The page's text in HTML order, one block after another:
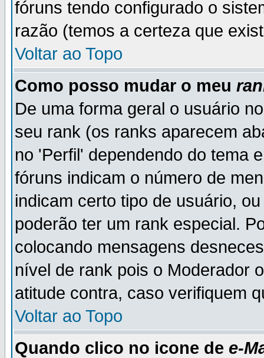
fóruns tendo configurado o
razão (temos a certeza que
Voltar ao Topo
Como posso mudar o meu
De uma forma geral o usuário
seu rank (os ranks aparecem
no 'Perfil' dependendo do tema
fóruns indicam o número de
indicam certo tipo de usuário,
poderão ter um rank especial.
colocando mensagens
nível de rank pois o Moderador
atitude contra, caso verifiquem
Voltar ao Topo
Quando clico no icone de e-